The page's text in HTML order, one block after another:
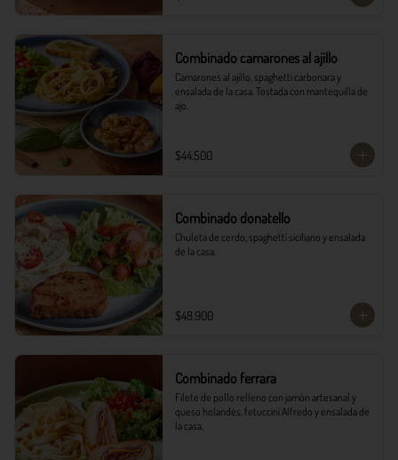
Combinado camarones al ajillo
Camarones al ajillo, spaghetti carbonara y
ensalada de la casa. Tostada con mantequilla de
ajo.
$44.500
Combinado donatello
Chuleta de cerdo, spaghetti siciliano y ensalada
de la casa.
$48.900
Combinado ferrara
Filete de pollo relleno con jamón artesanal y
queso holandés, fetuccini Alfredo y ensalada de
la casa.